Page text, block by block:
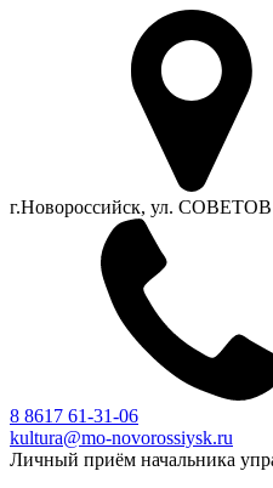
г.Новороссийск, ул.
8 8617 61-31-06
kultura@mo-novorossiysk.ru
Личный приём начальника